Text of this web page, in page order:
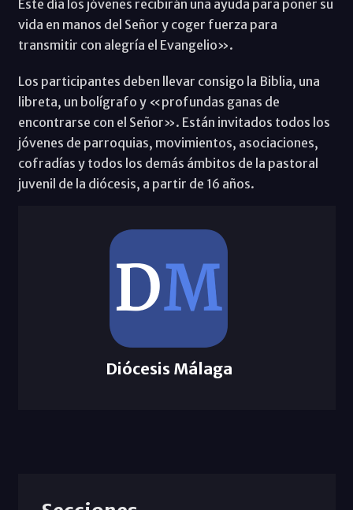
Este día los jóvenes recibirán una ayuda para poner su
vida en manos del Señor y coger fuerza para
transmitir con alegría el Evangelio».
Los participantes deben llevar consigo la Biblia, una
libreta, un bolígrafo y «profundas ganas de
encontrarse con el Señor». Están invitados todos los
jóvenes de parroquias, movimientos, asociaciones,
cofradías y todos los demás ámbitos de la pastoral
juvenil de la diócesis, a partir de 16 años.
Diócesis Málaga